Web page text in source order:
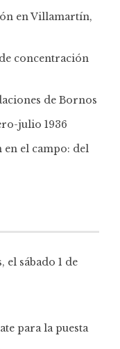
en Villamartín,
concentración
de Bornos
julio 1936
en el campo: del
el sábado 1 de
para la puesta